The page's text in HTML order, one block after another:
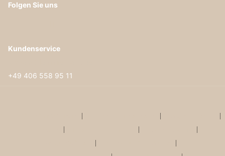
Folgen Sie uns
Kundenservice
+49 406 558 95 11